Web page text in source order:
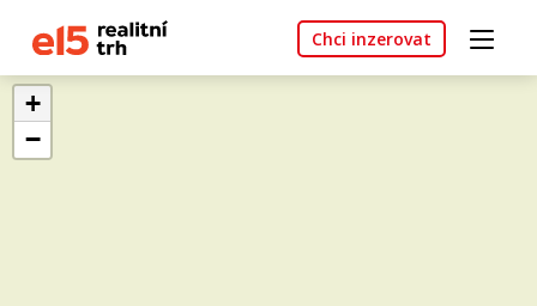
Chci inzerovat
+
−